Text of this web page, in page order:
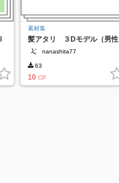
素材集
髪アタリ ３Dモデル（男性
用）
nanashita77
63
10 CP